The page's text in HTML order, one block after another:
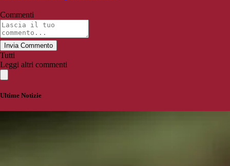
Commenti
Invia Commento
Tutti
Leggi altri commenti
Ultime Notizie